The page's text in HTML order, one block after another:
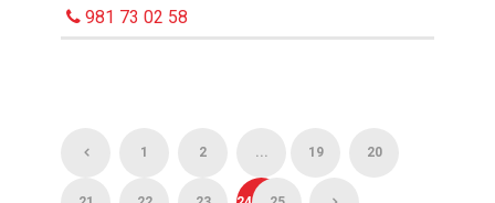
981 73 02 58
1 2 ... 19 20